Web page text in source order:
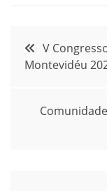
Navegação
de
Post
V
Montevidéu